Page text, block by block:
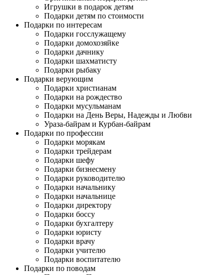
Игрушки в подарок детям
Подарки детям по стоимости
Подарки по интересам
Подарки госслужащему
Подарки домохозяйке
Подарки дачнику
Подарки шахматисту
Подарки рыбаку
Подарки верующим
Подарки христианам
Подарки на рождество
Подарки мусульманам
Подарки на День Веры, Надежды и Любви
Ураза-байрам и Курбан-байрам
Подарки по профессии
Подарки морякам
Подарки трейдерам
Подарки шефу
Подарки бизнесмену
Подарки руководителю
Подарки начальнику
Подарки начальнице
Подарки директору
Подарки боссу
Подарки бухгалтеру
Подарки юристу
Подарки врачу
Подарки учителю
Подарки воспитателю
Подарки по поводам